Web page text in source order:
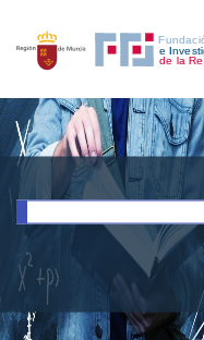
INICIO
INVESTIGACIÓN